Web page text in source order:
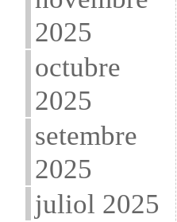
2025
octubre
2025
setembre
2025
juliol 2025